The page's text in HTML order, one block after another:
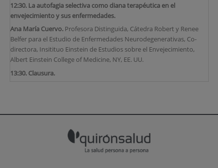
12:30. La autofagia selectiva como diana terapéutica en el
envejecimiento y sus enfermedades.
Ana María Cuervo. Profesora Distinguida, Cátedra Robert y Renee
Belfer para el Estudio de Enfermedades Neurodegenerativas, Co-
directora, Insitituo Einstein de Estudios sobre el Envejecimiento,
Albert Einstein College of Medicine, NY, EE. UU.
13:30. Clausura.